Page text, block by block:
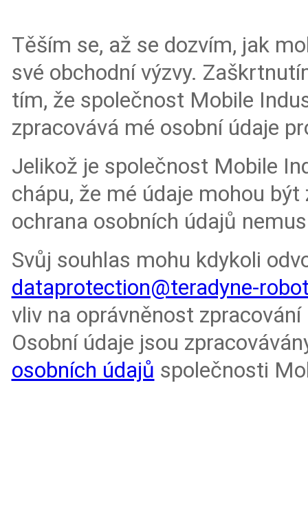
Těším se, až se dozvím, jak
své obchodní výzvy.
tím, že společnost Mobile
zpracovává mé osobní údaje
Jelikož je společnost Mobile
chápu, že mé údaje mohou
ochrana osobních údajů
Svůj souhlas mohu kdykoli
dataprotection@teradyne-
vliv na oprávněnost
Osobní údaje jsou
osobních údajů společnosti